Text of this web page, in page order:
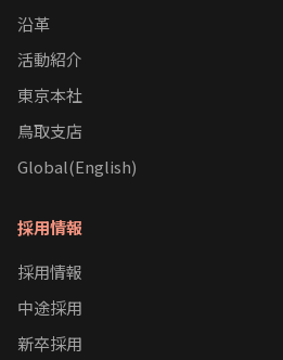
沿革
活動紹介
東京本社
鳥取支店
Global(English)
採用情報
採用情報
中途採用
新卒採用